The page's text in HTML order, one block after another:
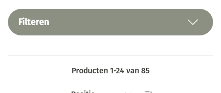
Filteren
Producten 1-24 van 85